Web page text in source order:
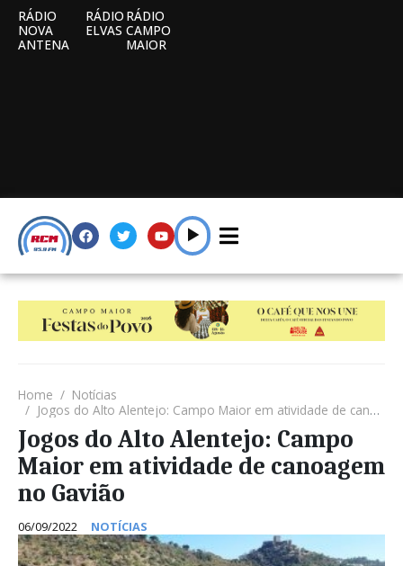
RÁDIO
NOVA
ANTENA
RÁDIO
ELVAS
RÁDIO
CAMPO
MAIOR
Home
Notícias
Jogos do Alto Alentejo: Campo Maior em atividade de canoagem no Gavião
Jogos do Alto Alentejo: Campo
Maior em atividade de canoagem
no Gavião
06/09/2022 NOTÍCIAS